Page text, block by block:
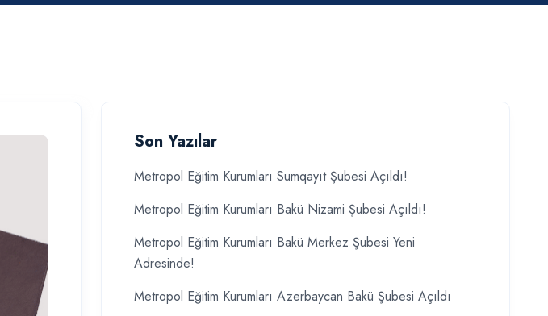
Son Yazılar
Metropol Eğitim Kurumları Sumqayıt Şubesi Açıldı!
Metropol Eğitim Kurumları Bakü Nizami Şubesi Açıldı!
Metropol Eğitim Kurumları Bakü Merkez Şubesi Yeni
Adresinde!
Metropol Eğitim Kurumları Azerbaycan Bakü Şubesi Açıldı